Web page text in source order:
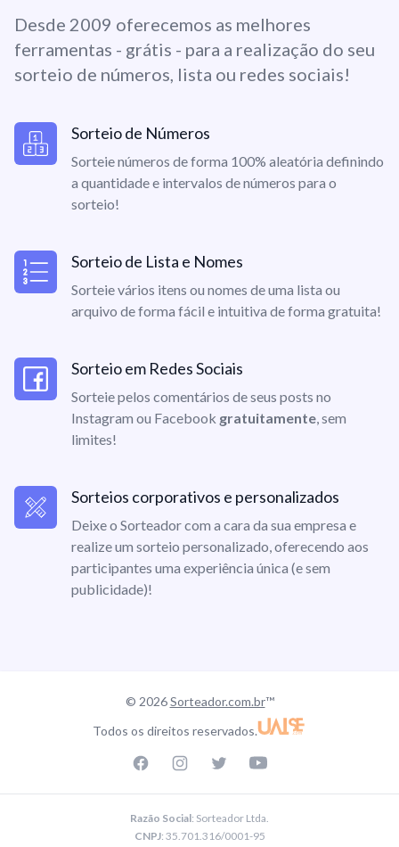
Desde 2009 oferecemos as melhores
ferramentas - grátis - para a realização do seu
sorteio de números, lista ou redes sociais!
Sorteio de Números
Sorteie números de forma 100% aleatória definindo
a quantidade e intervalos de números para o
sorteio!
Sorteio de Lista e Nomes
Sorteie vários itens ou nomes de uma lista ou
arquivo de forma fácil e intuitiva de forma gratuita!
Sorteio em Redes Sociais
Sorteie pelos comentários de seus posts no
Instagram ou Facebook gratuitamente, sem
limites!
Sorteios corporativos e personalizados
Deixe o Sorteador com a cara da sua empresa e
realize um sorteio personalizado, oferecendo aos
participantes uma experiência única (e sem
publicidade)!
© 2026Sorteador.com.br™
Todos os direitos reservados.
Razão Social: Sorteador Ltda.
CNPJ: 35.701.316/0001-95